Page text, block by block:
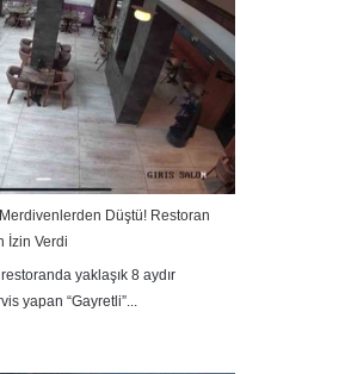
Düştü! Restoran
İzin Verdi
yaklaşık 8 aydır
yapan “Gayretli”...